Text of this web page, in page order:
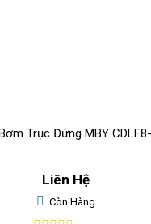
Trục Đứng MBY
Liên Hệ
Còn Hàng